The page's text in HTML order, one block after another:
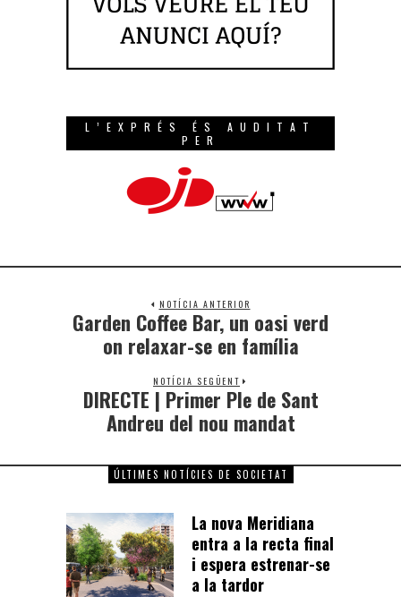
L’EXPRÉS ÉS AUDITAT
PER
NOTÍCIA ANTERIOR
Garden Coffee Bar, un oasi verd
on relaxar-se en família
NOTÍCIA SEGÜENT
DIRECTE | Primer Ple de Sant
Andreu del nou mandat
ÚLTIMES NOTÍCIES DE SOCIETAT
La nova Meridiana
entra a la recta final
i espera estrenar-se
a la tardor